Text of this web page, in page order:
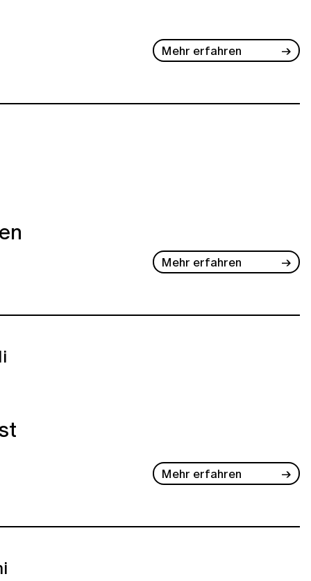
Mehr erfahren
Mehr erfahren
Mehr erfahren